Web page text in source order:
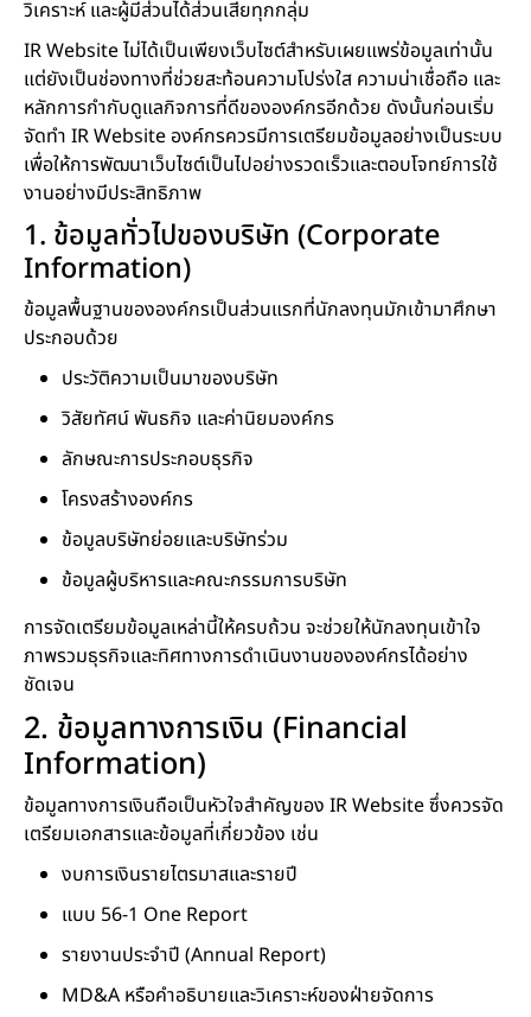
วิเคราะห์ และผู้มีส่วนได้ส่วนเสียทุกกลุ่ม
IR Website ไม่ได้เป็นเพียงเว็บไซต์สำหรับเผยแพร่ข้อมูลเท่านั้น
แต่ยังเป็นช่องทางที่ช่วยสะท้อนความโปร่งใส ความน่าเชื่อถือ และ
หลักการกำกับดูแลกิจการที่ดีขององค์กรอีกด้วย ดังนั้นก่อนเริ่ม
จัดทำ IR Website องค์กรควรมีการเตรียมข้อมูลอย่างเป็นระบบ
เพื่อให้การพัฒนาเว็บไซต์เป็นไปอย่างรวดเร็วและตอบโจทย์การใช้
งานอย่างมีประสิทธิภาพ
1. ข้อมูลทั่วไปของบริษัท (Corporate
Information)
ข้อมูลพื้นฐานขององค์กรเป็นส่วนแรกที่นักลงทุนมักเข้ามาศึกษา
ประกอบด้วย
ประวัติความเป็นมาของบริษัท
วิสัยทัศน์ พันธกิจ และค่านิยมองค์กร
ลักษณะการประกอบธุรกิจ
โครงสร้างองค์กร
ข้อมูลบริษัทย่อยและบริษัทร่วม
ข้อมูลผู้บริหารและคณะกรรมการบริษัท
การจัดเตรียมข้อมูลเหล่านี้ให้ครบถ้วน จะช่วยให้นักลงทุนเข้าใจ
ภาพรวมธุรกิจและทิศทางการดำเนินงานขององค์กรได้อย่าง
ชัดเจน
2. ข้อมูลทางการเงิน (Financial
Information)
ข้อมูลทางการเงินถือเป็นหัวใจสำคัญของ IR Website ซึ่งควรจัด
เตรียมเอกสารและข้อมูลที่เกี่ยวข้อง เช่น
งบการเงินรายไตรมาสและรายปี
แบบ 56-1 One Report
รายงานประจำปี (Annual Report)
MD&A หรือคำอธิบายและวิเคราะห์ของฝ่ายจัดการ